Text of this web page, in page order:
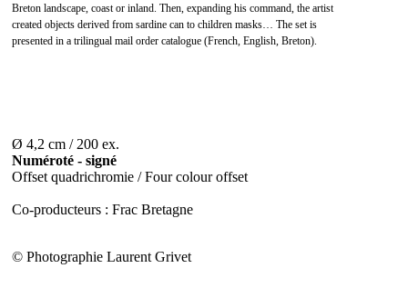
Breton landscape, coast or inland. Then, expanding his command, the artist
created objects derived from sardine can to children masks… The set is
presented in a trilingual mail order catalogue (French, English, Breton).
Ø 4,2 cm / 200 ex.
Numéroté - signé
Offset quadrichromie / Four colour offset
Co-producteurs : Frac Bretagne
© Photographie Laurent Grivet